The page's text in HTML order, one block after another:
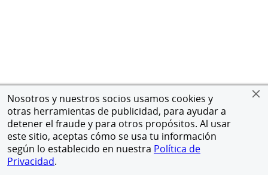
Nosotros y nuestros socios usamos cookies y
otras herramientas de publicidad, para ayudar a
detener el fraude y para otros propósitos. Al usar
este sitio, aceptas cómo se usa tu información
según lo establecido en nuestra Política de
Privacidad.